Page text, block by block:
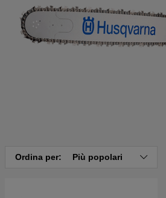
Ordina per: Più popolari